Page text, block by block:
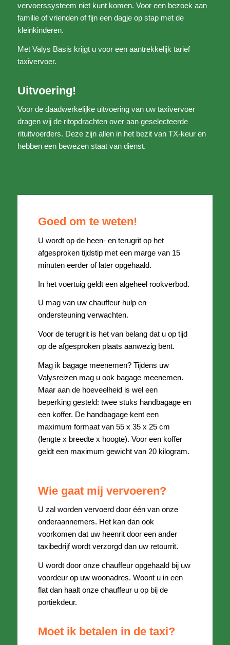
vervoerssysteem niet kunt komen. Voor een bezoek aan
familie of vrienden of fijn een dagje op stap met de
kleinkinderen.
Met Valys Basis krijgt u voor een aantrekkelijk tarief
taxivervoer.
Uitvoering!
Voor de daadwerkelijke uitvoering van uw taxivervoer
dragen wij de ritopdrachten over aan geselecteerde
rituitvoerders. Deze zijn allen in het bezit van TX-keur en
hebben een bewezen staat van dienst.
Goed om te weten!
U wordt op de heen- en terugrit op het
afgesproken tijdstip met een marge van 15
minuten eerder of later opgehaald.
In het voertuig geldt een algeheel rookverbod.
U mag van uw chauffeur hulp en
ondersteuning verwachten.
Voor de terugrit is het van belang dat u op tijd
op de afgesproken plaats aanwezig bent.
Mag ik bagage meenemen? Tijdens uw
Valysreizen mag u ook bagage meenemen.
Maar aan de hoeveelheid is wel een
beperking gesteld: twee stuks handbagage en
een koffer. De handbagage kent een
maximum formaat van 55 x 35 x 25 cm
(lengte x breedte x hoogte). Voor een koffer
geldt een maximum gewicht van 20 kilogram.
Wie gaat mij vervoeren?
U zal worden vervoerd door één van onze
onderaannemers. Het kan dan ook
voorkomen dat uw heenrit door een ander
taxibedrijf wordt verzorgd dan uw retourrit.
U wordt door onze chauffeur opgehaald bij uw
voordeur op uw woonadres. Woont u in een
flat dan haalt onze chauffeur u op bij de
portiekdeur.
Moet ik betalen in de taxi?